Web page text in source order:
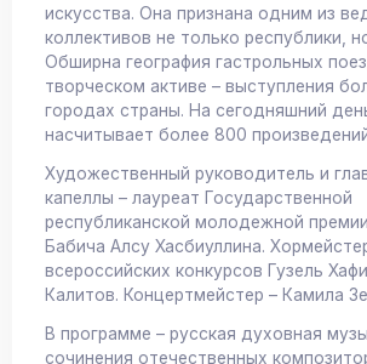
искусства. Она признана одним из
коллективов не только республики,
Обширна география гастрольных
творческом активе – выступления
городах страны. На сегодняшний
насчитывает более 800
Художественный руководитель и
капеллы – лауреат Государственной
республиканской молодежной
Бабича Алсу Хасбиуллина.
всероссийских конкурсов Гузель
Калитов. Концертмейстер – Камила
В программе – русская духовная
сочинения отечественных